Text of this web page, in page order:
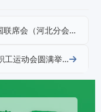
上一篇：2024年世界安宁疗护日全国联席会（河北分会场）在石家庄平安医院成功举办
下一篇：河北平安健康集团2024年度职工运动会圆满举行